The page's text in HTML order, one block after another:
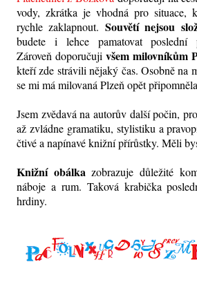
vody, zkrátka je vhodná pro situace,
rychle zaklapnout. Souvětí nejsou
budete i lehce pamatovat poslední
Zároveň doporučuji všem milovníkům
kteří zde strávili nějaký čas. Osobně na
se mi má milovaná Plzeň opět
Jsem zvědavá na autorův další počin,
až zvládne gramatiku, stylistiku a
čtivé a napínavé knižní přírůstky. Měli
Knižní obálkazobrazuje důležité
náboje a rum. Taková krabička
hrdiny.